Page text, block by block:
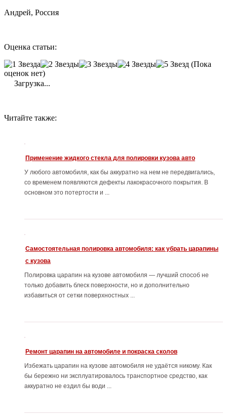
Андрей, Россия
Оценка статьи:
(Пока
оценок нет)
Загрузка...
Читайте также:
Применение жидкого стекла для полировки кузова авто
У любого автомобиля, как бы аккуратно на нем не передвигались,
со временем появляются дефекты лакокрасочного покрытия. В
основном это потертости и ...
Самостоятельная полировка автомобиля: как убрать царапины
с кузова
Полировка царапин на кузове автомобиля — лучший способ не
только добавить блеск поверхности, но и дополнительно
избавиться от сетки поверхностных ...
Ремонт царапин на автомобиле и покраска сколов
Избежать царапин на кузове автомобиля не удаётся никому. Как
бы бережно ни эксплуатировалось транспортное средство, как
аккуратно не ездил бы води ...